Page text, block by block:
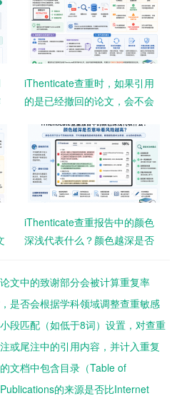
iThenticate查重时，如果引用
的是已经撤回的论文，会不会
iThenticate查重报告中的颜色
深浅代表什么？颜色越深是否
文中的致谢部分会被计算重复率
是否会根据学科领域调整查重敏感
段匹配（如低于8词）设置，对查重
或尾注中的引用内容，并计入重复
文档中包含目录（Table of
率？
的来源是否比Internet